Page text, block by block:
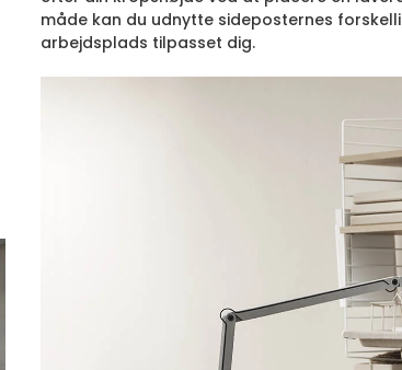
måde kan du udnytte sideposternes
arbejdsplads tilpasset dig.